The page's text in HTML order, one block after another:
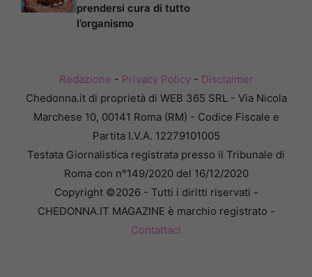
prendersi cura di tutto
l’organismo
Redazione - Privacy Policy- Disclaimer
Chedonna.it di proprietà di WEB 365 SRL - Via Nicola
Marchese 10, 00141 Roma (RM) - Codice Fiscale e
Partita I.V.A. 12279101005
Testata Giornalistica registrata presso il Tribunale di
Roma con n°149/2020 del 16/12/2020
Copyright ©2026 - Tutti i diritti riservati -
CHEDONNA.IT MAGAZINE è marchio registrato -
Contattaci